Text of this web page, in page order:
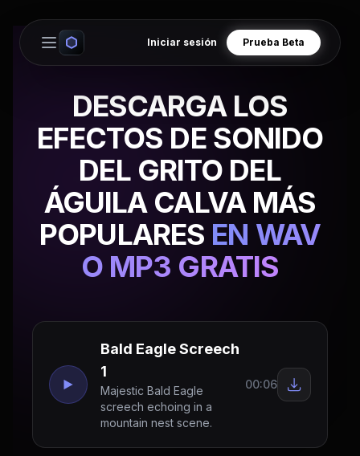
Open main menu
Iniciar sesión Prueba Beta
DESCARGA LOS
EFECTOS DE SONIDO
DEL GRITO DEL
ÁGUILA CALVA MÁS
POPULARES EN WAV
O MP3 GRATIS
Bald Eagle Screech
1
Majestic Bald Eagle
screech echoing in a
mountain nest scene.
00:06